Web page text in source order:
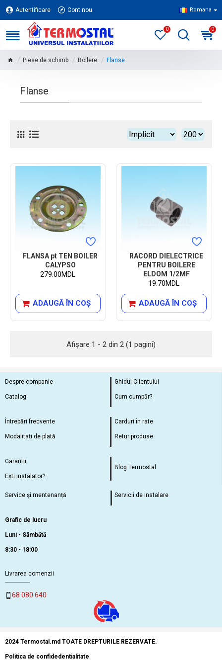
Autentificare Cont nou Romana
0 0
Piese de schimb Boilere Flanse
Flanse
FLANSA pt TEN BOILER
CALYPSO
279.00MDL
ADAUGĂ ÎN COŞ
RACORD DIELECTRICE
PENTRU BOILERE
ELDOM 1/2MF
19.70MDL
ADAUGĂ ÎN COŞ
Afişare 1 - 2 din 2 (1 pagini)
Despre companie
Catalog
Ghidul Clientului
Cum cumpăr?
Întrebări frecvente
Modalitați de plată
Carduri în rate
Retur produse
Garantii
Ești instalator?
Blog Termostal
Service și mentenanță Servicii de instalare
Grafic de lucru
Luni - Sâmbătă
8:30 - 18:00
Livrarea comenzii
68 080 640
2024 Termostal.md TOATE DREPTURILE REZERVATE.
Politica de confidedentialitate